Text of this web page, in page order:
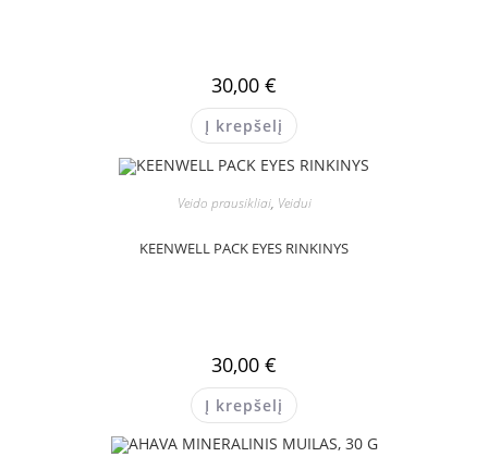
30,00 €
Į krepšelį
Veido prausikliai, Veidui
KEENWELL PACK EYES RINKINYS
30,00 €
Į krepšelį